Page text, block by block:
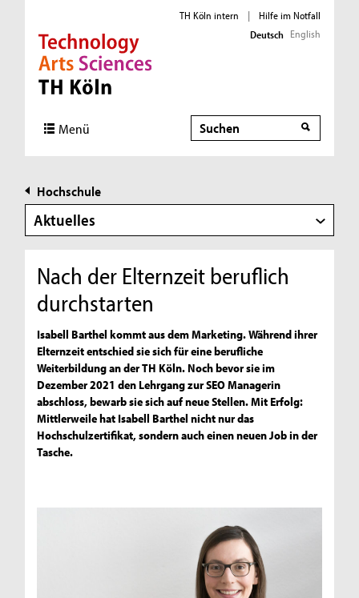
Direkt zur Hauptnavigation
Direkt zur Subnavigation
Direkt zum Inhalt
Direkt zum Fußbereich
TH Köln intern |
Hilfe im Notfall
Deutsch English
Menü Suche
Hochschule
Aktuelles
Nach der Elternzeit beruflich
durchstarten
Isabell Barthel kommt aus dem Marketing. Während ihrer
Elternzeit entschied sie sich für eine berufliche
Weiterbildung an der TH Köln. Noch bevor sie im
Dezember 2021 den Lehrgang zur SEO Managerin
abschloss, bewarb sie sich auf neue Stellen. Mit Erfolg:
Mittlerweile hat Isabell Barthel nicht nur das
Hochschulzertifikat, sondern auch einen neuen Job in der
Tasche.